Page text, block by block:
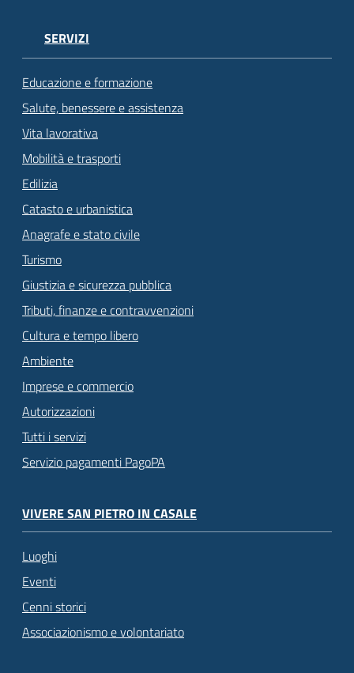
SERVIZI
Educazione e formazione
Salute, benessere e assistenza
Vita lavorativa
Mobilità e trasporti
Edilizia
Catasto e urbanistica
Anagrafe e stato civile
Turismo
Giustizia e sicurezza pubblica
Tributi, finanze e contravvenzioni
Cultura e tempo libero
Ambiente
Imprese e commercio
Autorizzazioni
Tutti i servizi
Servizio pagamenti PagoPA
VIVERE SAN PIETRO IN CASALE
Luoghi
Eventi
Cenni storici
Associazionismo e volontariato